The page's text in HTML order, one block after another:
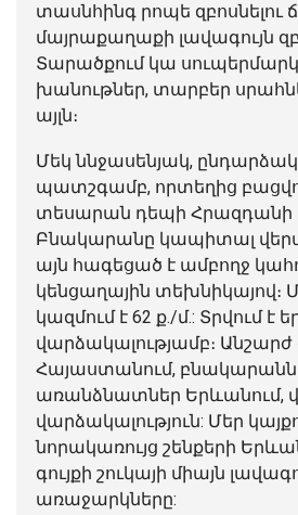
տասնհինգ րոպե
մայրաքաղաքի լավագույն
Տարածքում կա
խանութներ, տարբեր
այլն։
Մեկ ննջասենյակ, ընդարձակ
պատշգամբ, որտեղից
տեսարան դեպի Հրազդանի
Բնակարանը կապիտալ
այն հագեցած է ամբողջ
կենցաղային տեխնիկայով։
կազմում է 62 ք./մ.: Տրվում
վարձակալությամբ։ Անշարժ
Հայաստանում,
առանձնատներ Երևանում,
վարձակալություն: Մեր
նորակառույց շենքերի
գույքի շուկայի միայն
առաջարկները: